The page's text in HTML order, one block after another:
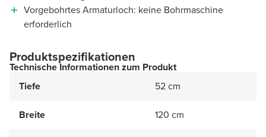
Vorgebohrtes Armaturloch: keine Bohrmaschine
erforderlich
Produktspezifikationen
Technische Informationen zum Produkt
Tiefe
52 cm
Breite 120 cm